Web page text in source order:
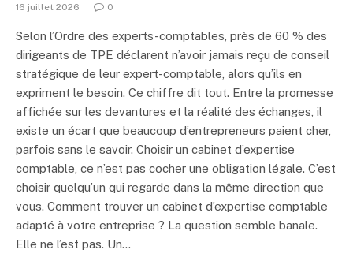
16 juillet 2026 0
Selon l’Ordre des experts-comptables, près de 60 % des
dirigeants de TPE déclarent n’avoir jamais reçu de conseil
stratégique de leur expert-comptable, alors qu’ils en
expriment le besoin. Ce chiffre dit tout. Entre la promesse
affichée sur les devantures et la réalité des échanges, il
existe un écart que beaucoup d’entrepreneurs paient cher,
parfois sans le savoir. Choisir un cabinet d’expertise
comptable, ce n’est pas cocher une obligation légale. C’est
choisir quelqu’un qui regarde dans la même direction que
vous. Comment trouver un cabinet d’expertise comptable
adapté à votre entreprise ? La question semble banale.
Elle ne l’est pas. Un…